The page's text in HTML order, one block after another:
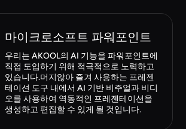
마이크로소프트 파워포인트
우리는 AKOOL의 AI 기능을 파워포인트에
직접 도입하기 위해 적극적으로 노력하고
있습니다.머지않아 즐겨 사용하는 프레젠
테이션 도구 내에서 AI 기반 비주얼과 비디
오를 사용하여 역동적인 프레젠테이션을
생성하고 편집할 수 있게 될 것입니다.